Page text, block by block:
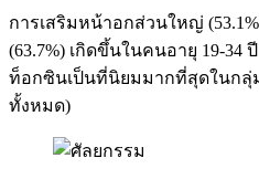
การเสริมหน้าอกส่วนใหญ่
(63.7%) เกิดขึ้นในคนอายุ 19-
ท็อกซินเป็นที่นิยมมากที่สุดในกลุ่ม
ทั้งหมด)